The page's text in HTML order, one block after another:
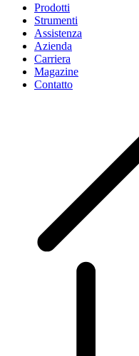
Prodotti
Strumenti
Assistenza
Azienda
Carriera
Magazine
Contatto